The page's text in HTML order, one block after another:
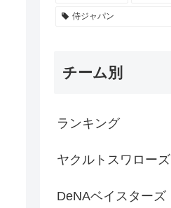
侍ジャパン
チーム別
ランキング
ヤクルトスワローズ
DeNAベイスターズ